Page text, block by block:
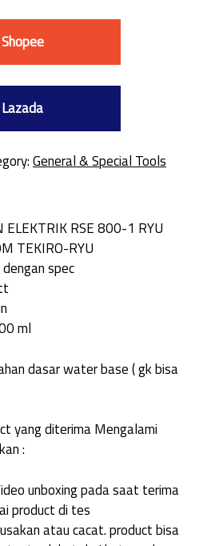
General & Special Tools
ELEKTRIK RSE 800-1 RYU
TEKIRO-RYU
spec
ml
dasar water base ( gk bisa
yang diterima Mengalami
:
unboxing pada saat terima
product di tes
atau cacat. product bisa